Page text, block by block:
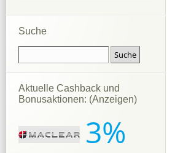
Suche
Aktuelle Cashback und
Bonusaktionen: (Anzeigen)
3%